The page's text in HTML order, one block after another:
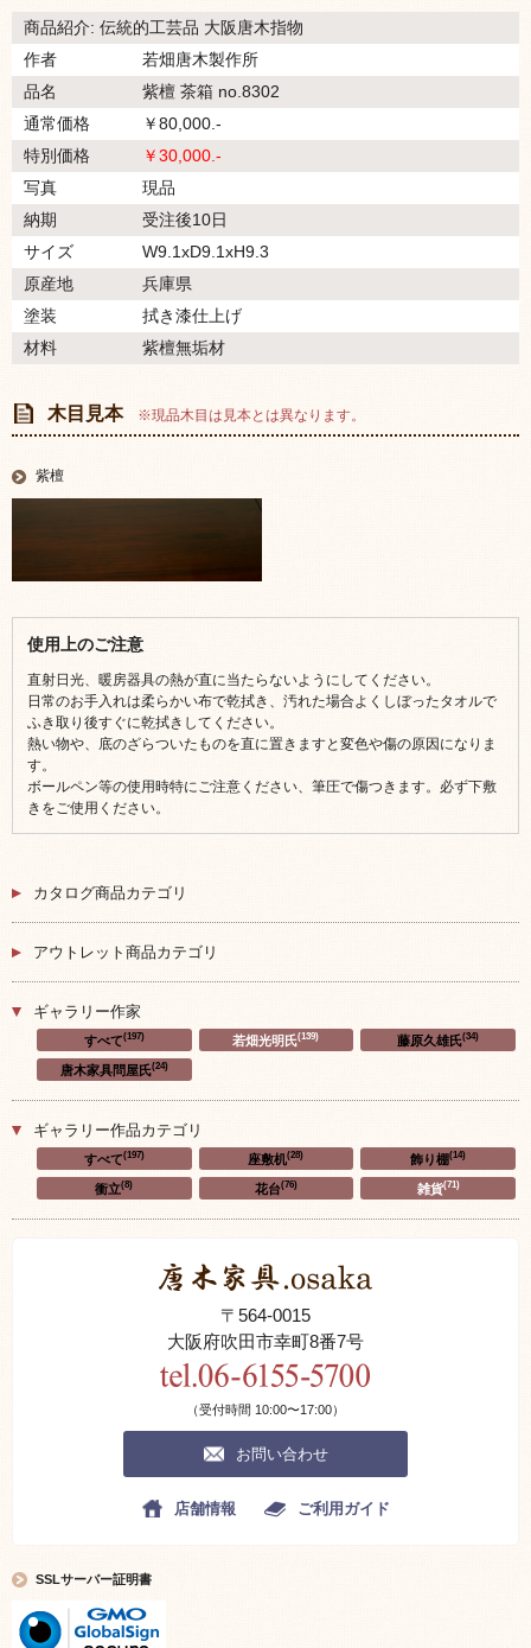
商品紹介: 伝統的工芸品 大阪唐木指物
作者
若畑唐木製作所
品名
紫檀 茶箱 no.8302
通常価格
￥80,000.-
特別価格
￥30,000.-
写真
現品
納期
受注後10日
サイズ
W9.1xD9.1xH9.3
原産地
兵庫県
塗装
拭き漆仕上げ
材料
紫檀無垢材
木目見本 ※現品木目は見本とは異なります。
紫檀
使用上のご注意
直射日光、暖房器具の熱が直に当たらないようにしてください。
日常のお手入れは柔らかい布で乾拭き、汚れた場合よくしぼったタオルで
ふき取り後すぐに乾拭きしてください。
熱い物や、底のざらついたものを直に置きますと変色や傷の原因になりま
す。
ボールペン等の使用時特にご注意ください、筆圧で傷つきます。必ず下敷
きをご使用ください。
カタログ商品カテゴリ
アウトレット商品カテゴリ
ギャラリー作家
すべて(197) 若畑光明氏(139) 藤原久雄氏(34)
唐木家具問屋氏(24)
ギャラリー作品カテゴリ
すべて(197) 座敷机(28) 飾り棚(14)
衝立(8) 花台(76) 雑貨(71)
〒564-0015
大阪府吹田市幸町8番7号
（受付時間 10:00〜17:00）
お問い合わせ
店舗情報 ご利用ガイド
SSLサーバー証明書